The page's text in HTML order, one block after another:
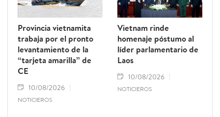
Provincia vietnamita
trabaja por el pronto
levantamiento de la
“tarjeta amarilla” de
CE
10/08/2026
NOTICIEROS
Vietnam rinde
homenaje póstumo al
líder parlamentario de
Laos
10/08/2026
NOTICIEROS